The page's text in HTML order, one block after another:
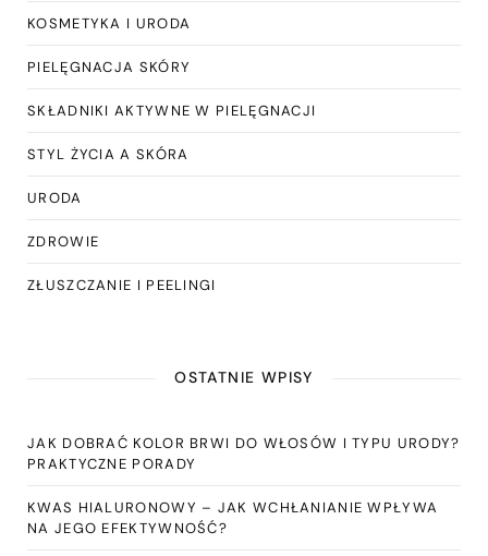
KOSMETYKA I URODA
PIELĘGNACJA SKÓRY
SKŁADNIKI AKTYWNE W PIELĘGNACJI
STYL ŻYCIA A SKÓRA
URODA
ZDROWIE
ZŁUSZCZANIE I PEELINGI
OSTATNIE WPISY
JAK DOBRAĆ KOLOR BRWI DO WŁOSÓW I TYPU URODY?
PRAKTYCZNE PORADY
KWAS HIALURONOWY – JAK WCHŁANIANIE WPŁYWA
NA JEGO EFEKTYWNOŚĆ?